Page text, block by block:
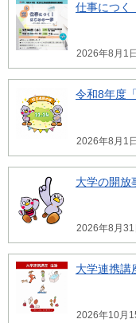
仕事につく
2026年8月1
令和8年度
2026年8月1
大学の開放
2026年8月31
大学連携講
2026年10月